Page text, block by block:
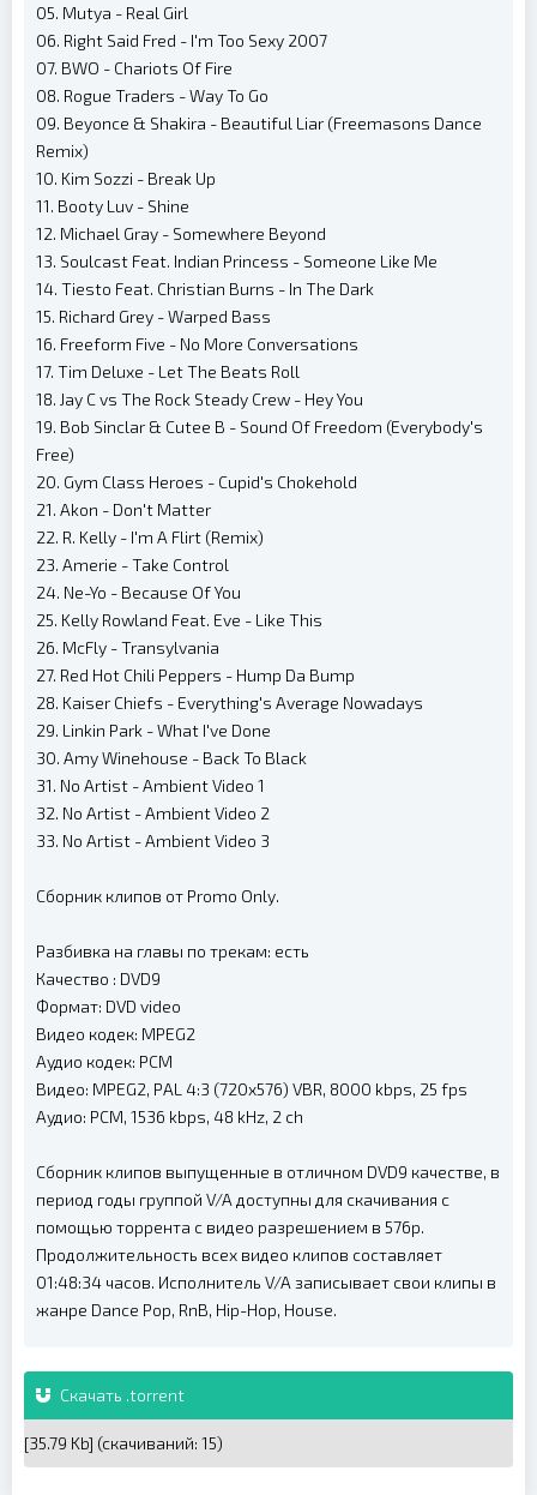
05. Mutya - Real Girl
06. Right Said Fred - I'm Too Sexy 2007
07. BWO - Chariots Of Fire
08. Rogue Traders - Way To Go
09. Beyonce & Shakira - Beautiful Liar (Freemasons Dance
Remix)
10. Kim Sozzi - Break Up
11. Booty Luv - Shine
12. Michael Gray - Somewhere Beyond
13. Soulcast Feat. Indian Princess - Someone Like Me
14. Tiesto Feat. Christian Burns - In The Dark
15. Richard Grey - Warped Bass
16. Freeform Five - No More Conversations
17. Tim Deluxe - Let The Beats Roll
18. Jay C vs The Rock Steady Crew - Hey You
19. Bob Sinclar & Cutee B - Sound Of Freedom (Everybody's
Free)
20. Gym Class Heroes - Cupid's Chokehold
21. Akon - Don't Matter
22. R. Kelly - I'm A Flirt (Remix)
23. Amerie - Take Control
24. Ne-Yo - Because Of You
25. Kelly Rowland Feat. Eve - Like This
26. McFly - Transylvania
27. Red Hot Chili Peppers - Hump Da Bump
28. Kaiser Chiefs - Everything's Average Nowadays
29. Linkin Park - What I've Done
30. Amy Winehouse - Back To Black
31. No Artist - Ambient Video 1
32. No Artist - Ambient Video 2
33. No Artist - Ambient Video 3
Сборник клипов от Promo Only.
Разбивка на главы по трекам: есть
Качество : DVD9
Формат: DVD video
Видео кодек: MPEG2
Аудио кодек: PCM
Видео: MPEG2, PAL 4:3 (720x576) VBR, 8000 kbps, 25 fps
Аудио: PCM, 1536 kbps, 48 kHz, 2 ch
Сборник клипов выпущенные в отличном DVD9 качестве, в
период годы группой V/A доступны для скачивания с
помощью торрента с видео разрешением в 576p.
Продолжительность всех видео клипов составляет
01:48:34 часов. Исполнитель V/A записывает свои клипы в
жанре Dance Pop, RnB, Hip-Hop, House.
Скачать .torrent
[35.79 Kb] (cкачиваний: 15)